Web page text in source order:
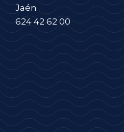
Jaén
624 42 62 00